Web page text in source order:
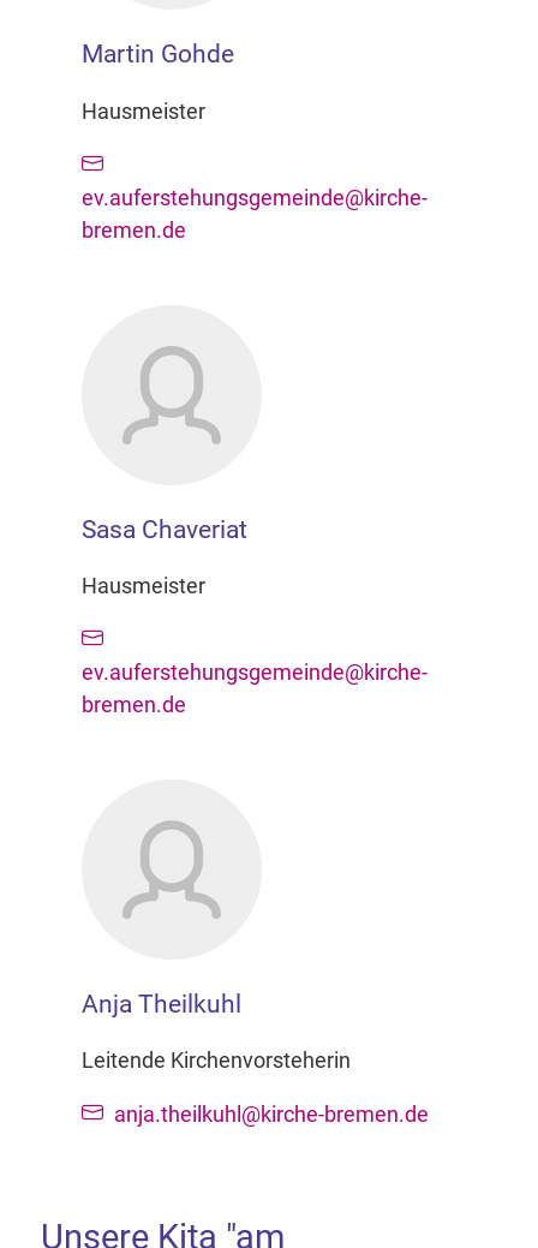
Martin Gohde
Hausmeister
ev.auferstehungsgemeinde@kirche-
bremen.de
Sasa Chaveriat
Hausmeister
ev.auferstehungsgemeinde@kirche-
bremen.de
Anja Theilkuhl
Leitende Kirchenvorsteherin
anja.theilkuhl@kirche-bremen.de
Unsere Kita "am